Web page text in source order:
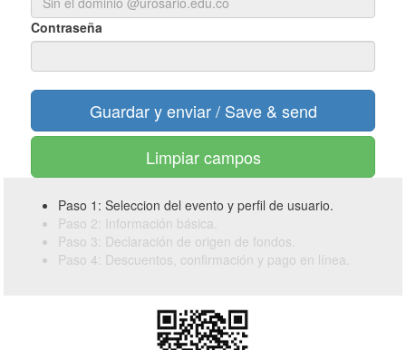
Contraseña
Limpiar campos
Paso 1: Seleccion del evento y perfil de usuario.
Paso 2: Información básica.
Paso 3: Declaración de origen de fondos.
Paso 4: Descuentos, confirmación y pago en línea.